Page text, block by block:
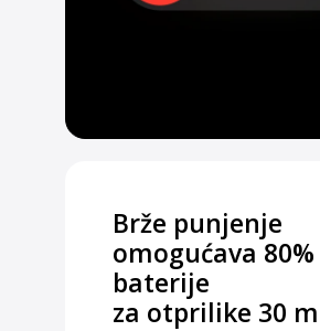
Brže punjenje
omogućava 80%
baterije
za otprilike 30